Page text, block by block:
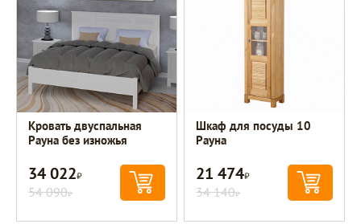
Кровать двуспальная
Рауна без изножья
34 022Р
54 090Р
Шкаф для посуды 10
Рауна
21 474Р
34 140Р